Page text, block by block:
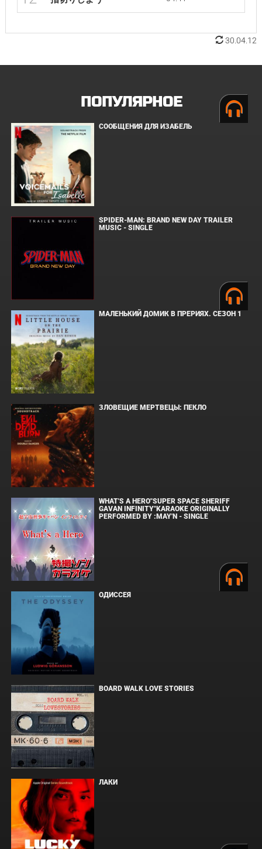
30.04.12
ПОПУЛЯРНОЕ
СООБЩЕНИЯ ДЛЯ ИЗАБЕЛЬ
SPIDER-MAN: BRAND NEW DAY TRAILER
MUSIC - SINGLE
МАЛЕНЬКИЙ ДОМИК В ПРЕРИЯХ. СЕЗОН 1
ЗЛОВЕЩИЕ МЕРТВЕЦЫ: ПЕКЛО
WHAT'S A HERO"SUPER SPACE SHERIFF
GAVAN INFINITY"KARAOKE ORIGINALLY
PERFORMED BY :MAY'N - SINGLE
ОДИССЕЯ
BOARD WALK LOVE STORIES
ЛАКИ